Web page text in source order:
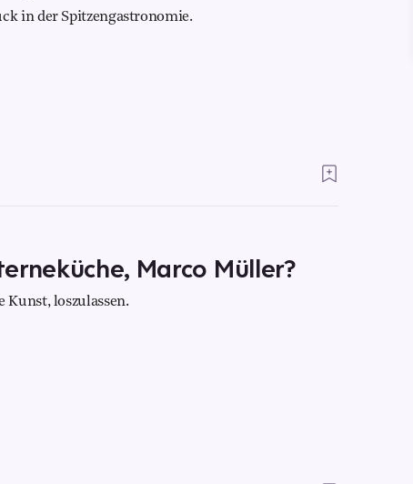
in der Spitzengastronomie.
Marco Müller?
Kunst, loszulassen.